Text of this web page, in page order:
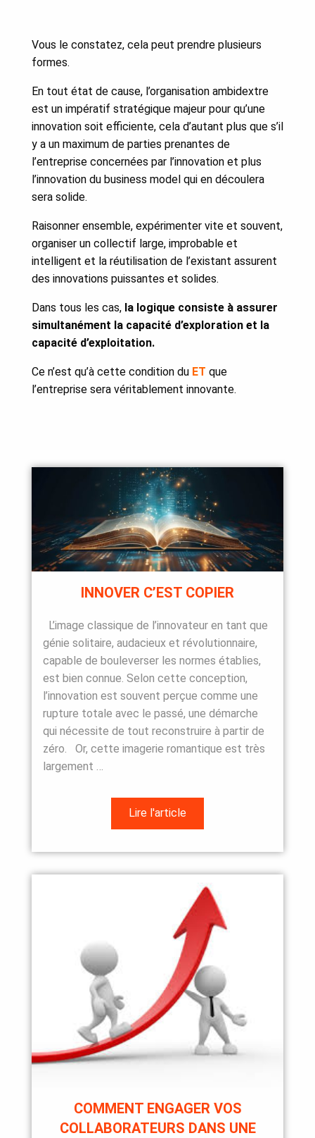
Vous le constatez, cela peut prendre plusieurs
formes.
En tout état de cause, l’organisation ambidextre
est un impératif stratégique majeur pour qu’une
innovation soit efficiente, cela d’autant plus que s’il
y a un maximum de parties prenantes de
l’entreprise concernées par l’innovation et plus
l’innovation du business model qui en découlera
sera solide.
Raisonner ensemble, expérimenter vite et souvent,
organiser un collectif large, improbable et
intelligent et la réutilisation de l’existant assurent
des innovations puissantes et solides.
Dans tous les cas, la logique consiste à assurer
simultanément la capacité d’exploration et la
capacité d’exploitation.
Ce n’est qu’à cette condition du ET que
l’entreprise sera véritablement innovante.
INNOVER C’EST COPIER
L’image classique de l’innovateur en tant que
génie solitaire, audacieux et révolutionnaire,
capable de bouleverser les normes établies,
est bien connue. Selon cette conception,
l’innovation est souvent perçue comme une
rupture totale avec le passé, une démarche
qui nécessite de tout reconstruire à partir de
zéro. Or, cette imagerie romantique est très
largement …
Lire l'article
COMMENT ENGAGER VOS
COLLABORATEURS DANS UNE